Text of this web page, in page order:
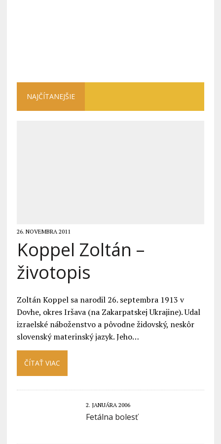
NAJČÍTANEJŠIE
26. NOVEMBRA 2011
Koppel Zoltán –
životopis
Zoltán Koppel sa narodil 26. septembra 1913 v
Dovhe, okres Iršava (na Zakarpatskej Ukrajine). Udal
izraelské náboženstvo a pôvodne židovský, neskôr
slovenský materinský jazyk. Jeho…
ČÍTAŤ VIAC
2. JANUÁRA 2006
Fetálna bolesť